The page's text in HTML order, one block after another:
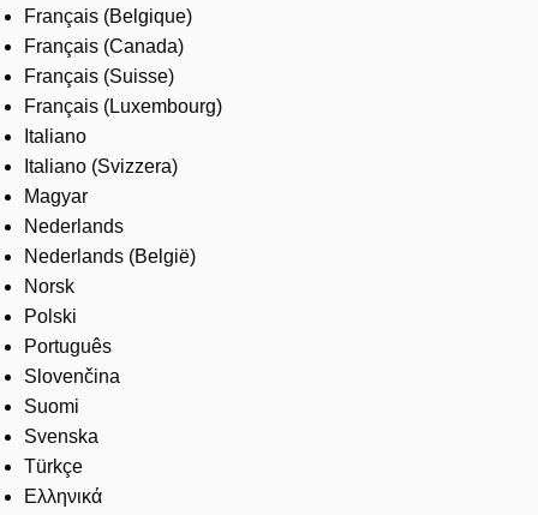
Français (Belgique)
Français (Canada)
Français (Suisse)
Français (Luxembourg)
Italiano
Italiano (Svizzera)
Magyar
Nederlands
Nederlands (België)
Norsk
Polski
Português
Slovenčina
Suomi
Svenska
Türkçe
Ελληνικά